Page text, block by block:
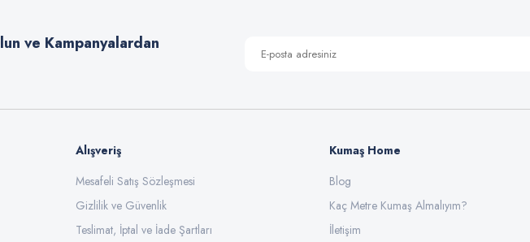
Gönder
ve Kampanyalardan
Alışveriş
Mesafeli Satış Sözleşmesi
Gizlilik ve Güvenlik
Teslimat, İptal ve İade Şartları
Kumaş Home
Blog
Kaç Metre Kumaş Almalıyım?
İletişim